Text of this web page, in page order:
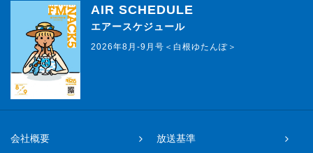
AIR SCHEDULE
エアースケジュール
2026年8月-9月号＜白根ゆたんぽ＞
会社概要
放送基準